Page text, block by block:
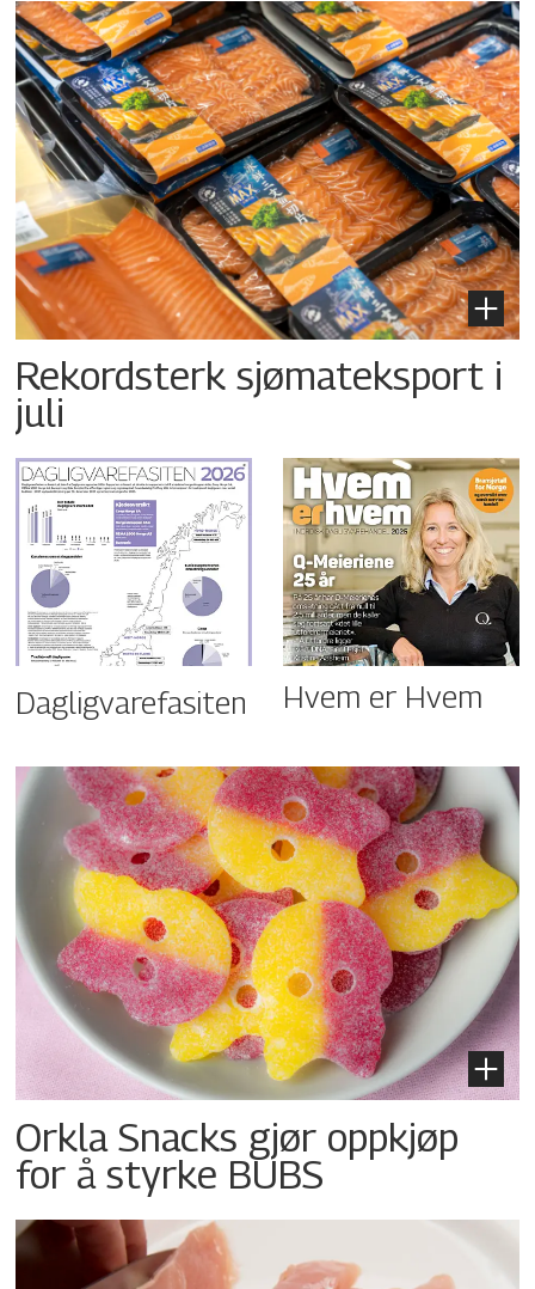
Rekordsterk sjømateksport i
juli
Dagligvarefasiten Hvem er Hvem
Orkla Snacks gjør oppkjøp
for å styrke BUBS